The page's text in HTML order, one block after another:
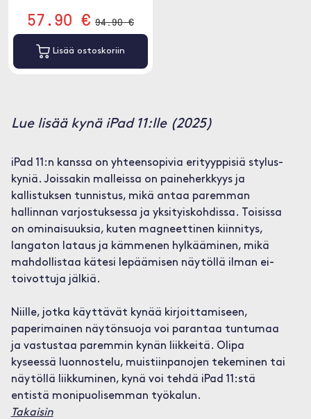
57.90 € 94.90 €
Lisää ostoskoriin
Lue lisää kynä iPad 11:lle (2025)
iPad 11:n kanssa on yhteensopivia erityyppisiä stylus-
kyniä. Joissakin malleissa on paineherkkyys ja
kallistuksen tunnistus, mikä antaa paremman
hallinnan varjostuksessa ja yksityiskohdissa. Toisissa
on ominaisuuksia, kuten magneettinen kiinnitys,
langaton lataus ja kämmenen hylkääminen, mikä
mahdollistaa kätesi lepäämisen näytöllä ilman ei-
toivottuja jälkiä.
Niille, jotka käyttävät kynää kirjoittamiseen,
paperimainen näytönsuoja voi parantaa tuntumaa
ja vastustaa paremmin kynän liikkeitä. Olipa
kyseessä luonnostelu, muistiinpanojen tekeminen tai
näytöllä liikkuminen, kynä voi tehdä iPad 11:stä
entistä monipuolisemman työkalun.
Takaisin